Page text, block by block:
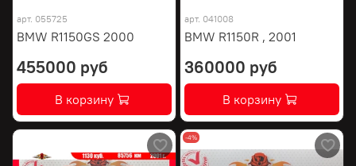
арт. 055725
BMW R1150GS 2000
455000 руб
В корзину
арт. 041008
BMW R1150R , 2001
360000 руб
В корзину
-4%